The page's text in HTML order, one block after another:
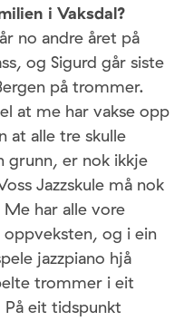
i Vaksdal?
no andre året på
og Sigurd går siste
på trommer.
at me har vakse opp
at alle tre skulle
grunn, er nok ikkje
Jazzskule må nok
har alle vore
og i ein
jazzpiano hjå
trommer i eit
eit tidspunkt